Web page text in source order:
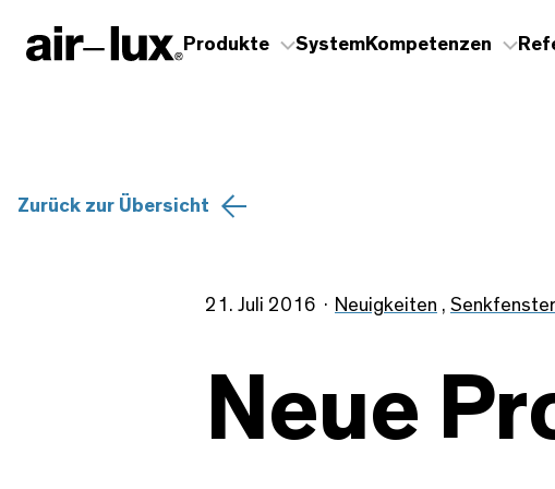
Produkte SystemKompetenzen
Zurück zur Übersicht
21. Juli 2016 Neuigkeiten , Senkfenster
Neue